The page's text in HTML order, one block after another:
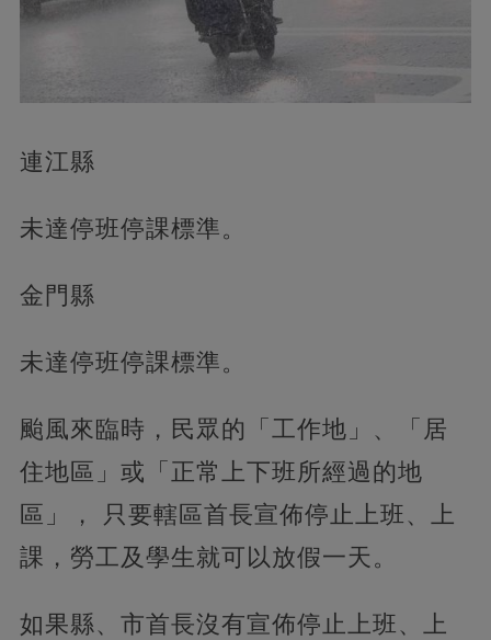
連江縣
未達停班停課標準。
金門縣
未達停班停課標準。
颱風來臨時，民眾的「工作地」、「居
住地區」或「正常上下班所經過的地
區」， 只要轄區首長宣佈停止上班、上
課，勞工及學生就可以放假一天。
如果縣、市首長沒有宣佈停止上班、上